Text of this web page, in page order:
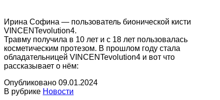
Ирина Софина — пользователь бионической кисти
VINCENTevolution4.
Травму получила в 10 лет и с 18 лет пользовалась
косметическим протезом. В прошлом году стала
обладательницей VINCENTevolution4 и вот что
рассказывает о нём:
Опубликовано 09.01.2024
В рубрике Новости